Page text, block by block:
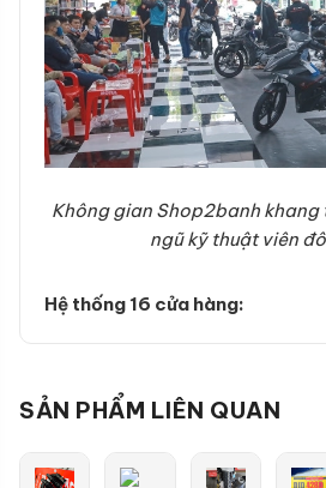
Không gian Shop2banh
ngũ kỹ thuật viên
Hệ thống 16 cửa hàng:
SẢN PHẨM LIÊN QUAN